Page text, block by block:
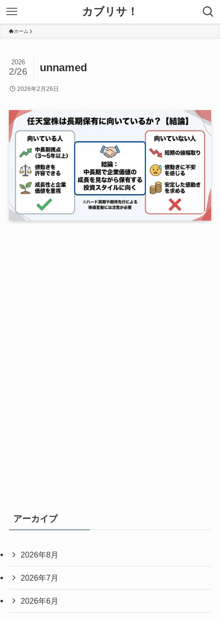
カブリサ！
ホーム
unnamed
2026
2/26
2026年2月26日
アーカイブ
2026年8月
2026年7月
2026年6月